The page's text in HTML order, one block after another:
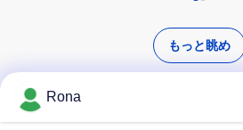
もっと眺め
Rona